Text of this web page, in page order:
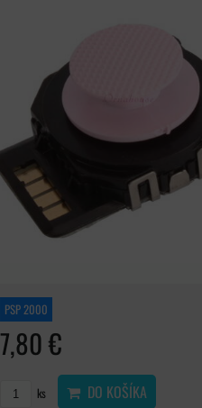
PSP 2000
7,80 €
ks DO KOŠÍKA